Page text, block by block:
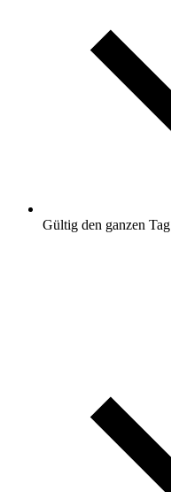
Gültig den ganzen Tag